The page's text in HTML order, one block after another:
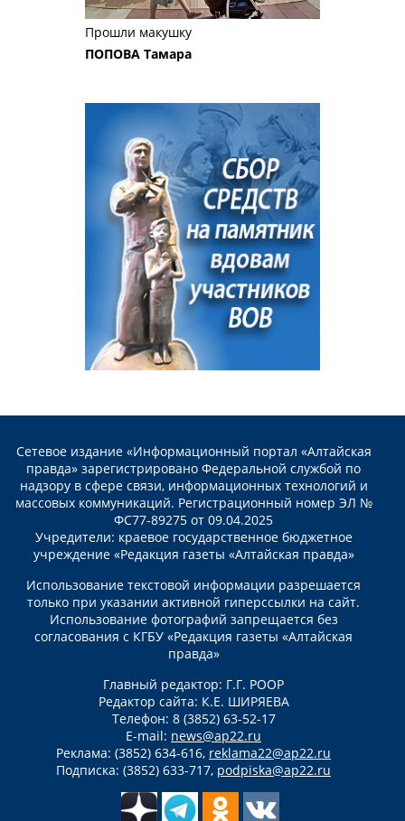
Прошли макушку
ПОПОВА Тамара
Сетевое издание «Информационный портал «Алтайская
правда» зарегистрировано Федеральной службой по
надзору в сфере связи, информационных технологий и
массовых коммуникаций. Регистрационный номер ЭЛ №
ФС77-89275 от 09.04.2025
Учредители: краевое государственное бюджетное
учреждение «Редакция газеты «Алтайская правда»
Использование текстовой информации разрешается
только при указании активной гиперссылки на сайт.
Использование фотографий запрещается без
согласования с КГБУ «Редакция газеты «Алтайская
правда»
Главный редактор: Г.Г. РООР
Редактор сайта: К.Е. ШИРЯЕВА
Телефон: 8 (3852) 63-52-17
E-mail: news@ap22.ru
Реклама: (3852) 634-616, reklama22@ap22.ru
Подписка: (3852) 633-717, podpiska@ap22.ru